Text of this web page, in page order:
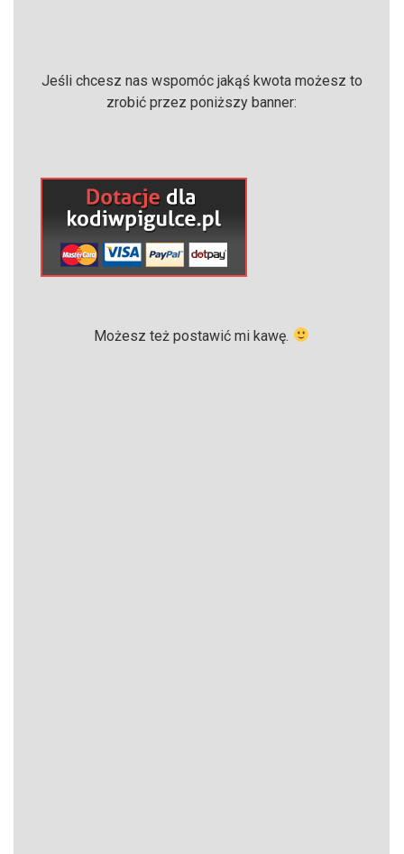
Jeśli chcesz nas wspomóc jakąś kwota możesz to
zrobić przez poniższy banner:
Możesz też postawić mi kawę.